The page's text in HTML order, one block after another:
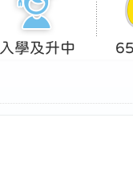
入學及升中